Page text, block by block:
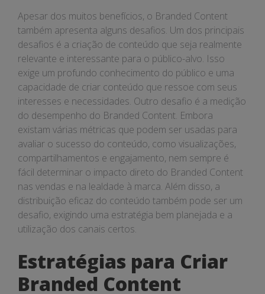
Apesar dos muitos benefícios, o Branded Content
também apresenta alguns desafios. Um dos principais
desafios é a criação de conteúdo que seja realmente
relevante e interessante para o público-alvo. Isso
exige um profundo conhecimento do público e uma
capacidade de criar conteúdo que ressoe com seus
interesses e necessidades. Outro desafio é a medição
do desempenho do Branded Content. Embora
existam várias métricas que podem ser usadas para
avaliar o sucesso do conteúdo, como visualizações,
compartilhamentos e engajamento, nem sempre é
fácil determinar o impacto direto do Branded Content
nas vendas e na lealdade à marca. Além disso, a
distribuição eficaz do conteúdo também pode ser um
desafio, exigindo uma estratégia bem planejada e a
utilização dos canais certos.
Estratégias para Criar
Branded Content